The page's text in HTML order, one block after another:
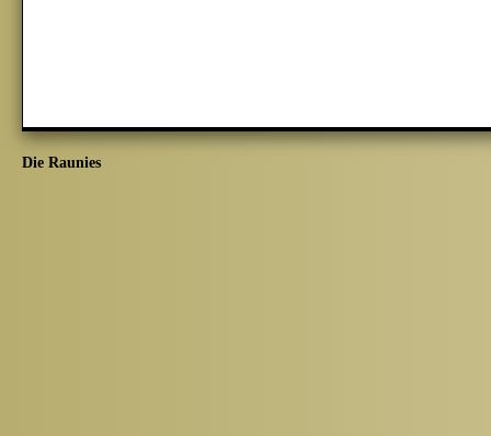
Die Raunies